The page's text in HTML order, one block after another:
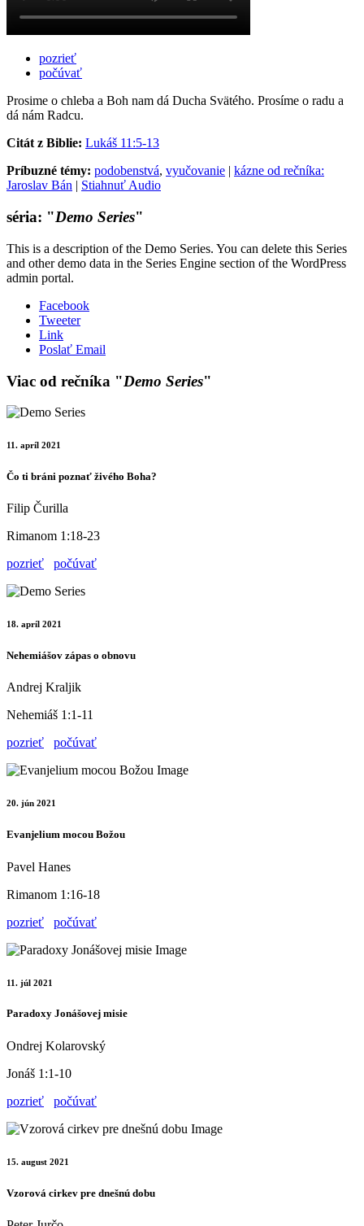
pozrieť
počúvať
Prosime o chleba a Boh nam dá Ducha Svätého. Prosíme o radu a
dá nám Radcu.
Citát z Biblie: Lukáš 11:5-13
Príbuzné témy: podobenstvá, vyučovanie | kázne od rečníka:
Jaroslav Bán | Stiahnuť Audio
séria: "Demo Series"
This is a description of the Demo Series. You can delete this Series
and other demo data in the Series Engine section of the WordPress
admin portal.
Facebook
Tweeter
Link
Poslať Email
Viac od rečníka "Demo Series"
11. apríl 2021
Čo ti bráni poznať živého Boha?
Filip Čurilla
Rimanom 1:18-23
pozrieť
počúvať
18. apríl 2021
Nehemiášov zápas o obnovu
Andrej Kraljik
Nehemiáš 1:1-11
pozrieť
počúvať
20. jún 2021
Evanjelium mocou Božou
Pavel Hanes
Rimanom 1:16-18
pozrieť
počúvať
11. júl 2021
Paradoxy Jonášovej misie
Ondrej Kolarovský
Jonáš 1:1-10
pozrieť
počúvať
15. august 2021
Vzorová cirkev pre dnešnú dobu